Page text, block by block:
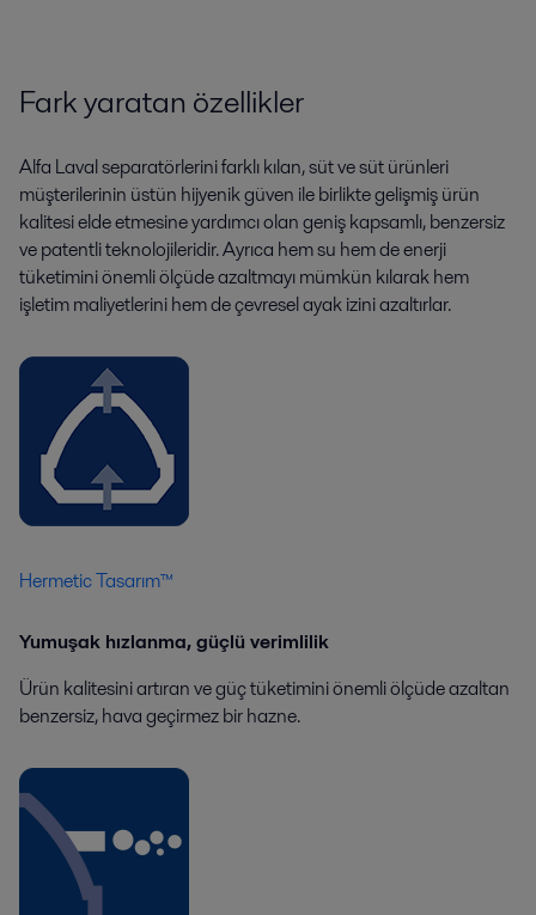
Fark yaratan özellikler
Alfa Laval separatörlerini farklı kılan, süt ve süt ürünleri
müşterilerinin üstün hijyenik güven ile birlikte gelişmiş ürün
kalitesi elde etmesine yardımcı olan geniş kapsamlı, benzersiz
ve patentli teknolojileridir. Ayrıca hem su hem de enerji
tüketimini önemli ölçüde azaltmayı mümkün kılarak hem
işletim maliyetlerini hem de çevresel ayak izini azaltırlar.
Hermetic Tasarım™
Yumuşak hızlanma, güçlü verimlilik
Ürün kalitesini artıran ve güç tüketimini önemli ölçüde azaltan
benzersiz, hava geçirmez bir hazne.